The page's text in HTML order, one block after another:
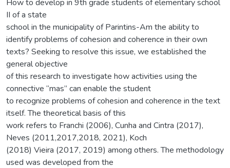
How to develop in 9th grade students of elementary school
II of a state
school in the municipality of Parintins-Am the ability to
identify problems of cohesion and coherence in their own
texts? Seeking to resolve this issue, we established the
general objective
of this research to investigate how activities using the
connective “mas” can enable the student
to recognize problems of cohesion and coherence in the text
itself. The theoretical basis of this
work refers to Franchi (2006), Cunha and Cintra (2017),
Neves (2011,2017,2018, 2021), Koch
(2018) Vieira (2017, 2019) among others. The methodology
used was developed from the